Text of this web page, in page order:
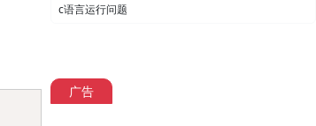
c语言运行问题
广告